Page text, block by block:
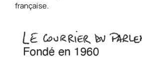
française.